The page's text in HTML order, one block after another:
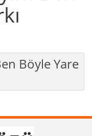
Böyle Yare